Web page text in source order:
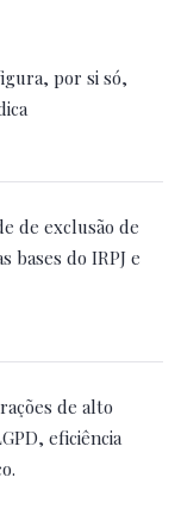
por si só,
de exclusão de
bases do IRPJ e
de alto
eficiência